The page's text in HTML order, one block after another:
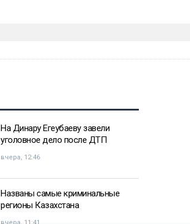
На Динару Егеубаеву завели
уголовное дело после ДТП
вчера, 12:46
Названы самые криминальные
регионы Казахстана